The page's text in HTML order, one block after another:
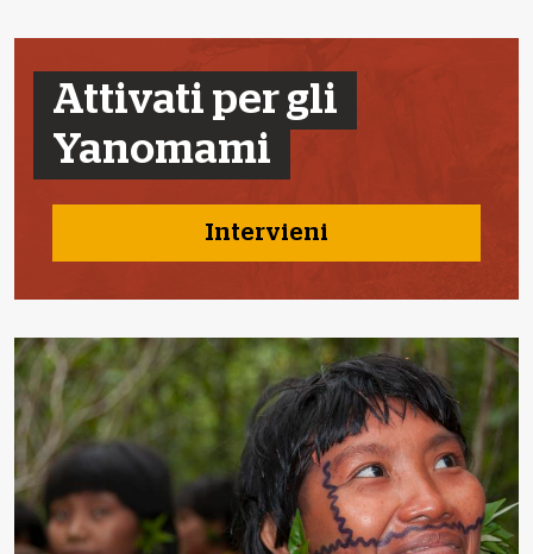
Attivati per gli
Yanomami
Intervieni